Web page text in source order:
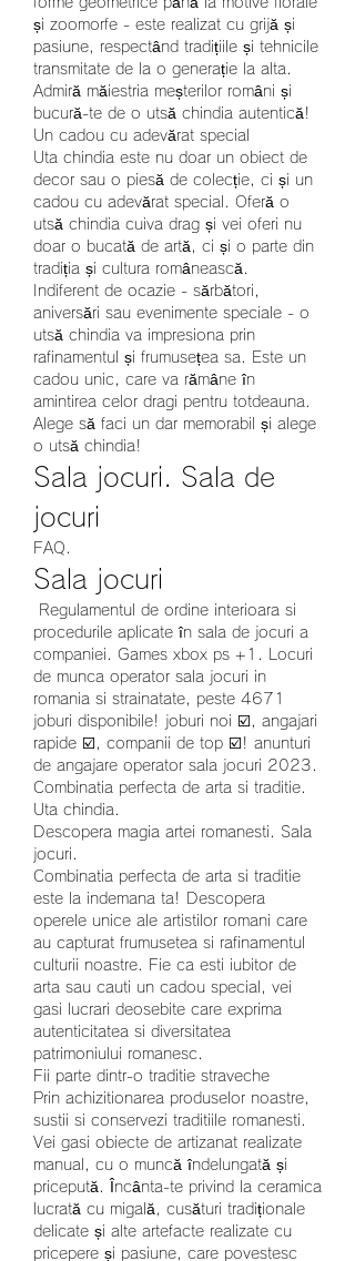
și zoomorfe - este realizat cu grijă și
pasiune, respectând tradițiile și tehnicile
transmitate de la o generație la alta.
Admiră măiestria meșterilor români și
bucură-te de o utsă chindia autentică!
Un cadou cu adevărat special
Uta chindia este nu doar un obiect de
decor sau o piesă de colecție, ci și un
cadou cu adevărat special. Oferă o
utsă chindia cuiva drag și vei oferi nu
doar o bucată de artă, ci și o parte din
tradiția și cultura românească.
Indiferent de ocazie - sărbători,
aniversări sau evenimente speciale - o
utsă chindia va impresiona prin
rafinamentul și frumusețea sa. Este un
cadou unic, care va rămâne în
amintirea celor dragi pentru totdeauna.
Alege să faci un dar memorabil și alege
o utsă chindia!
Sala jocuri. Sala de
jocuri
FAQ.
Sala jocuri
procedurile aplicate în sala de jocuri a
companiei. Games xbox ps +1. Locuri
de munca operator sala jocuri in
romania si strainatate, peste 4671
joburi disponibile! joburi noi ☑️, angajari
rapide ☑️, companii de top ☑️! anunturi
Combinatia perfecta de arta si traditie.
Uta chindia.
Descopera magia artei romanesti. Sala
jocuri.
Combinatia perfecta de arta si traditie
este la indemana ta! Descopera
operele unice ale artistilor romani care
au capturat frumusetea si rafinamentul
culturii noastre. Fie ca esti iubitor de
arta sau cauti un cadou special, vei
gasi lucrari deosebite care exprima
autenticitatea si diversitatea
patrimoniului romanesc.
Fii parte dintr-o traditie straveche
Prin achizitionarea produselor noastre,
sustii si conservezi traditiile romanesti.
Vei gasi obiecte de artizanat realizate
manual, cu o muncă îndelungată și
pricepută. Încânta-te privind la ceramica
lucrată cu migală, cusături tradiționale
delicate și alte artefacte realizate cu
pricepere și pasiune, care povestesc